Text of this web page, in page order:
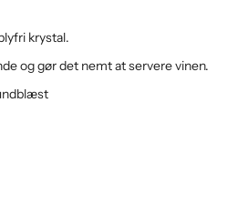
krystal.
og gør det nemt at servere vinen.